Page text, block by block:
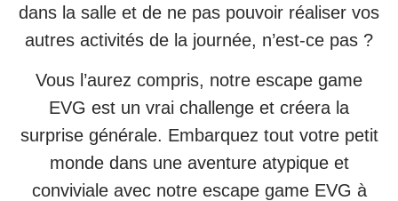
dans la salle et de ne pas pouvoir réaliser vos
autres activités de la journée, n’est-ce pas ?
Vous l’aurez compris, notre escape game
EVG est un vrai challenge et créera la
surprise générale. Embarquez tout votre petit
monde dans une aventure atypique et
conviviale avec notre escape game EVG à